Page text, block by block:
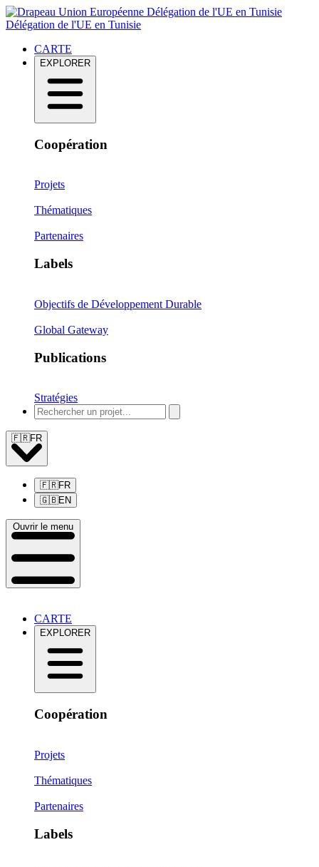
Délégation de l'UE en Tunisie
Délégation de l'UE en Tunisie
CARTE
EXPLORER
Coopération
Projets
Thématiques
Partenaires
Labels
Objectifs de Développement Durable
Global Gateway
Publications
Stratégies
🇫🇷FR
🇫🇷FR
🇬🇧EN
Ouvrir le menu
CARTE
EXPLORER
Coopération
Projets
Thématiques
Partenaires
Labels